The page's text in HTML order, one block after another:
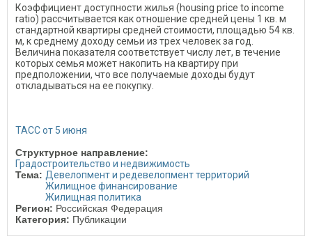
Коэффициент доступности жилья (housing price to income
ratio) рассчитывается как отношение средней цены 1 кв. м
стандартной квартиры средней стоимости, площадью 54 кв.
м, к среднему доходу семьи из трех человек за год.
Величина показателя соответствует числу лет, в течение
которых семья может накопить на квартиру при
предположении, что все получаемые доходы будут
откладываться на ее покупку.
ТАСС от 5 июня
Структурное направление:
Градостроительство и недвижимость
Тема: Девелопмент и редевелопмент территорий
Жилищное финансирование
Жилищная политика
Регион: Российская Федерация
Категория: Публикации